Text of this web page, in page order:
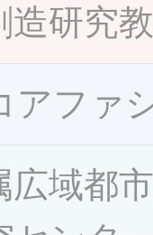
造研究
アファ
広域都